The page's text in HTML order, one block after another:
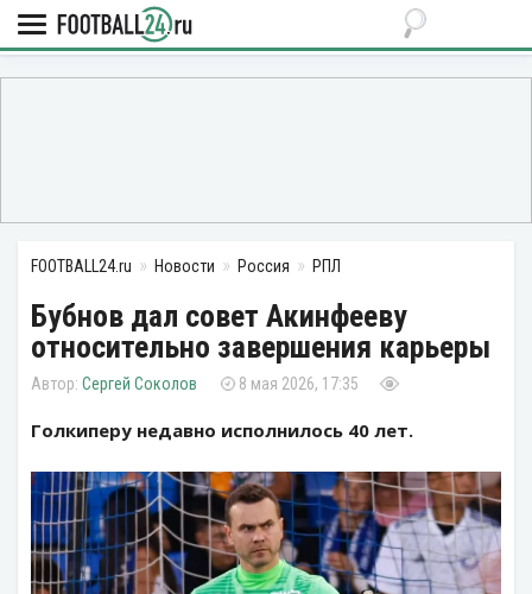
FOOTBALL24.ru Новости Россия РПЛ
Бубнов дал совет Акинфееву
относительно завершения карьеры
Сергей Соколов 8 мая 2026, 17:35
Голкиперу недавно исполнилось 40 лет.